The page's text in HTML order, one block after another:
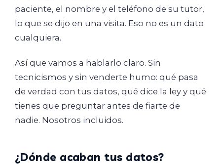
paciente, el nombre y el teléfono de su tutor,
lo que se dijo en una visita. Eso no es un dato
cualquiera.
Así que vamos a hablarlo claro. Sin
tecnicismos y sin venderte humo: qué pasa
de verdad con tus datos, qué dice la ley y qué
tienes que preguntar antes de fiarte de
nadie. Nosotros incluidos.
¿Dónde acaban tus datos?